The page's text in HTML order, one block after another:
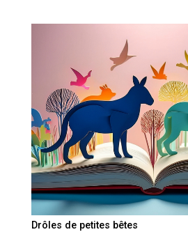
Drôles de petites bêtes